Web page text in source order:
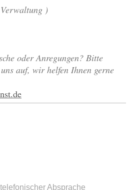
)
oder Anregungen? Bitte
auf, wir helfen Ihnen gerne
Absprache